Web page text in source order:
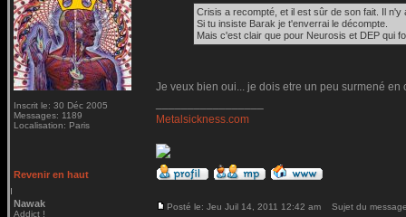
Inscrit le: 30 Déc 2005
Messages: 1189
Localisation: Paris
Crisis a recompté, et il est sûr de son fait. Il
Si tu insiste Barak je t'enverrai le décompte.
Mais c'est clair que pour Neurosis et DEP qui
Je veux bien oui... je dois etre un peu surmené en
Metalsickness.com
Revenir en haut
Nawak
Addict !
Posté le: Jeu Juil 14, 2011 12:42 am Sujet du